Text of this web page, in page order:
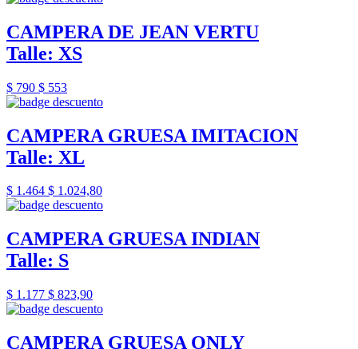
CAMPERA DE JEAN VERTU
Talle: XS
$ 790 $ 553
CAMPERA GRUESA IMITACION
Talle: XL
$ 1.464 $ 1.024,80
CAMPERA GRUESA INDIAN
Talle: S
$ 1.177 $ 823,90
CAMPERA GRUESA ONLY